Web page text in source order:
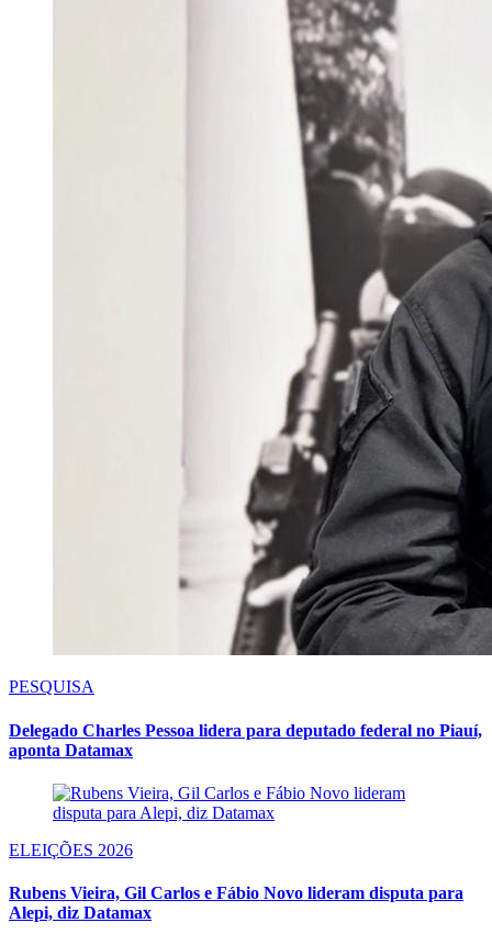
PESQUISA
Delegado Charles Pessoa lidera para deputado federal no Piauí,
aponta Datamax
ELEIÇÕES 2026
Rubens Vieira, Gil Carlos e Fábio Novo lideram disputa para
Alepi, diz Datamax